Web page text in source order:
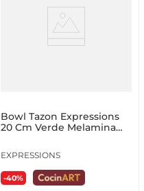
Bowl Tazon Expressions
20 Cm Verde Melamina
EXPRESSIONS
-40%